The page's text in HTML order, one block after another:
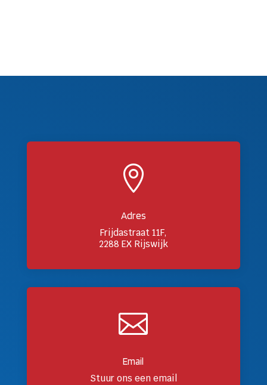

Adres
Frijdastraat 11F,
2288 EX Rijswijk

Email
Stuur ons een email